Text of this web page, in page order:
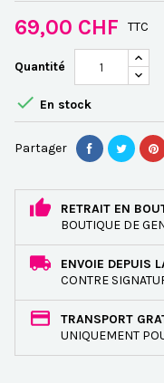
69,00 CHF TTC
Quantité
 En stock
Partager
RETRAIT EN
BOUTIQUE DE
ENVOIE DEPUIS
CONTRE
TRANSPORT
UNIQUEMENT